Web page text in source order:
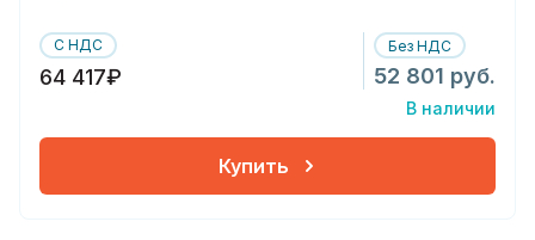
С НДС
64 417₽
Без НДС
52 801 руб.
В наличии
Купить